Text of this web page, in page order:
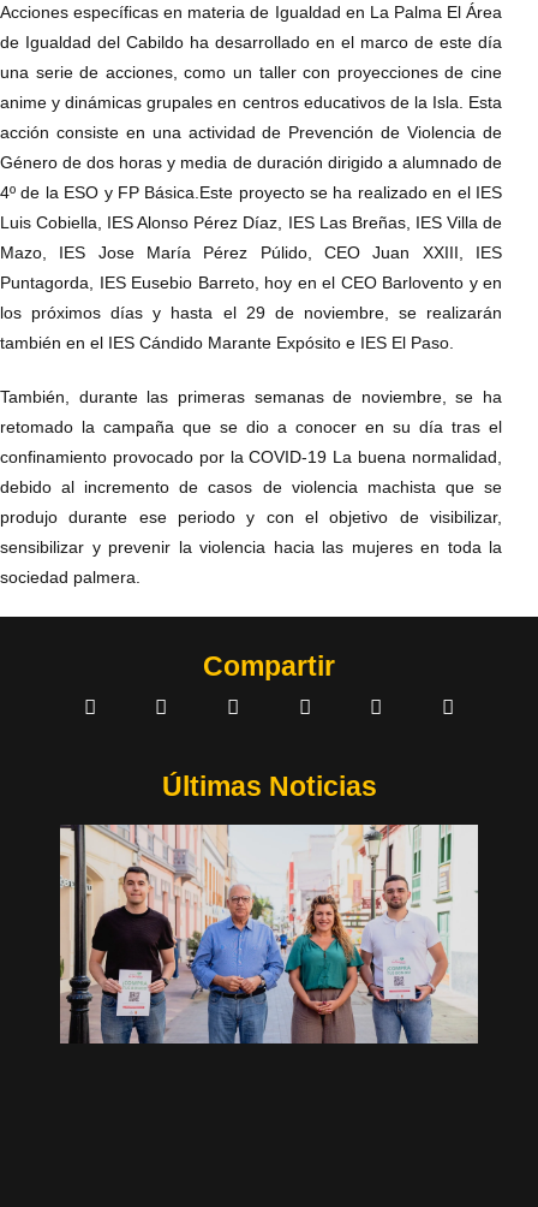
Acciones específicas en materia de Igualdad en La Palma El Área
de Igualdad del Cabildo ha desarrollado en el marco de este día
una serie de acciones, como un taller con proyecciones de cine
anime y dinámicas grupales en centros educativos de la Isla. Esta
acción consiste en una actividad de Prevención de Violencia de
Género de dos horas y media de duración dirigido a alumnado de
4º de la ESO y FP Básica.Este proyecto se ha realizado en el IES
Luis Cobiella, IES Alonso Pérez Díaz, IES Las Breñas, IES Villa de
Mazo, IES Jose María Pérez Púlido, CEO Juan XXIII, IES
Puntagorda, IES Eusebio Barreto, hoy en el CEO Barlovento y en
los próximos días y hasta el 29 de noviembre, se realizarán
también en el IES Cándido Marante Expósito e IES El Paso.
También, durante las primeras semanas de noviembre, se ha
retomado la campaña que se dio a conocer en su día tras el
confinamiento provocado por la COVID-19 La buena normalidad,
debido al incremento de casos de violencia machista que se
produjo durante ese periodo y con el objetivo de visibilizar,
sensibilizar y prevenir la violencia hacia las mujeres en toda la
sociedad palmera.
Compartir
Últimas Noticias